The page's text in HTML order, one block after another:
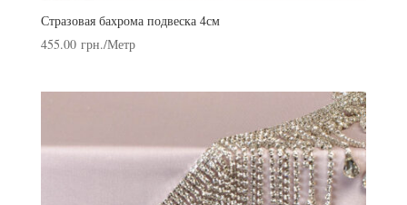
Стразовая бахрома подвеска 4см
455.00 грн./Метр